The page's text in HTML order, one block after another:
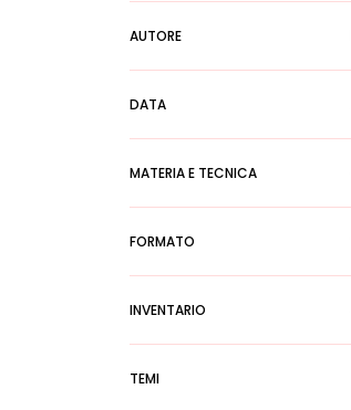
AUTORE
DATA
MATERIA E TECNICA
FORMATO
INVENTARIO
TEMI